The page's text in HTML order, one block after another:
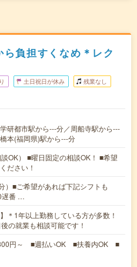
ら負担すくなめ＊レク
土日祝日が休み 残業なし
研都市駅から---分／周船寺駅から---
本(福岡県)駅から---分
OK） ■曜日固定の相談OK！ ■希望
ださい！
）■ご希望があれば下記シフトも
遅番 …
＊1年以上勤務している方が多数！
の就業も相談可能です！
円～ ■週払いOK ■扶養内OK ■